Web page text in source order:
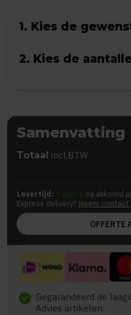
1. Kies de
2. Kies de
Samenvatting
Totaal incl.BTW
Levertijd: 5 dagen na akkoord
Express delivery? Neem contact
OFFERTE
check Gegarandeerd de
Advies artikelen